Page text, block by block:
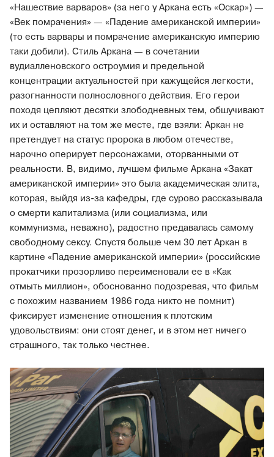
«Нашествие варваров» (за него у Аркана есть «Оскар») —
«Век помрачения» — «Падение американской империи»
(то есть варвары и помрачение американскую империю
таки добили). Стиль Аркана — в сочетании
вудиалленовского остроумия и предельной
концентрации актуальностей при кажущейся легкости,
разогнанности полнословного действия. Его герои
походя цепляют десятки злободневных тем, обшучивают
их и оставляют на том же месте, где взяли: Аркан не
претендует на статус пророка в любом отечестве,
нарочно оперирует персонажами, оторванными от
реальности. В, видимо, лучшем фильме Аркана «Закат
американской империи» это была академическая элита,
которая, выйдя из-за кафедры, где сурово рассказывала
о смерти капитализма (или социализма, или
коммунизма, неважно), радостно предавалась самому
свободному сексу. Спустя больше чем 30 лет Аркан в
картине «Падение американской империи» (российские
прокатчики прозорливо переименовали ее в «Как
отмыть миллион», обоснованно подозревая, что фильм
с похожим названием 1986 года никто не помнит)
фиксирует изменение отношения к плотским
удовольствиям: они стоят денег, и в этом нет ничего
страшного, так только честнее.